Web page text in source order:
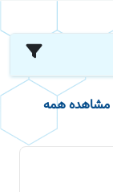
مشاهده همه